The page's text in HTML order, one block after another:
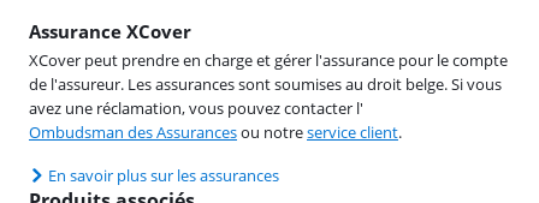
Assurance XCover
XCover peut prendre en charge et gérer l'assurance pour le compte
de l'assureur. Les assurances sont soumises au droit belge. Si vous
avez une réclamation, vous pouvez contacter l'
Ombudsman des Assurancesou notreservice client.
En savoir plus sur les assurances